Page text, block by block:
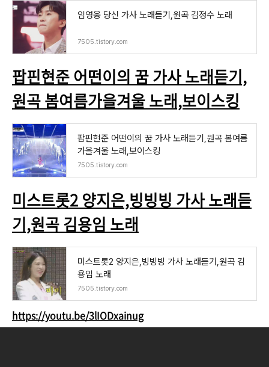
임영웅 당신 가사 노래듣기,원곡 김정수 노래
7505.tistory.com
팝핀현준 어떤이의 꿈 가사 노래듣기,
원곡 봄여름가을겨울 노래,보이스킹
팝핀현준 어떤이의 꿈 가사 노래듣기,원곡 봄여름
가을겨울 노래,보이스킹
7505.tistory.com
미스트롯2 양지은,빙빙빙 가사 노래듣
기,원곡 김용임 노래
미스트롯2 양지은,빙빙빙 가사 노래듣기,원곡 김
용임 노래
7505.tistory.com
https://youtu.be/3lIODxainug